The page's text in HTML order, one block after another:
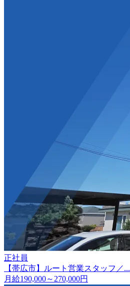
正社員
【帯広市】ルート営業スタッフ／...
月給190,000～270,000円